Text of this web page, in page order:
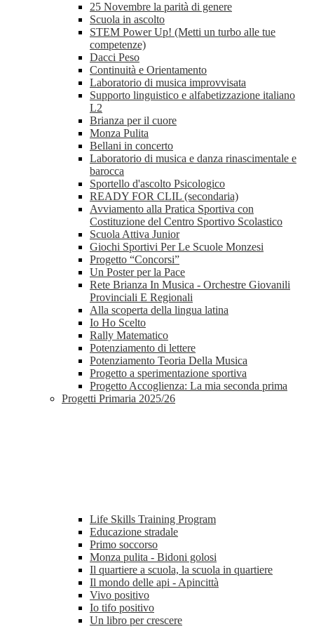
25 Novembre la parità di genere
Scuola in ascolto
STEM Power Up! (Metti un turbo alle tue
competenze)
Dacci Peso
Continuità e Orientamento
Laboratorio di musica improvvisata
Supporto linguistico e alfabetizzazione italiano
L2
Brianza per il cuore
Monza Pulita
Bellani in concerto
Laboratorio di musica e danza rinascimentale e
barocca
Sportello d'ascolto Psicologico
READY FOR CLIL (secondaria)
Avviamento alla Pratica Sportiva con
Costituzione del Centro Sportivo Scolastico
Scuola Attiva Junior
Giochi Sportivi Per Le Scuole Monzesi
Progetto “Concorsi”
Un Poster per la Pace
Rete Brianza In Musica - Orchestre Giovanili
Provinciali E Regionali
Alla scoperta della lingua latina
Io Ho Scelto
Rally Matematico
Potenziamento di lettere
Potenziamento Teoria Della Musica
Progetto a sperimentazione sportiva
Progetto Accoglienza: La mia seconda prima
Progetti Primaria 2025/26
Life Skills Training Program
Educazione stradale
Primo soccorso
Monza pulita - Bidoni golosi
Il quartiere a scuola, la scuola in quartiere
Il mondo delle api - Apincittà
Vivo positivo
Io tifo positivo
Un libro per crescere